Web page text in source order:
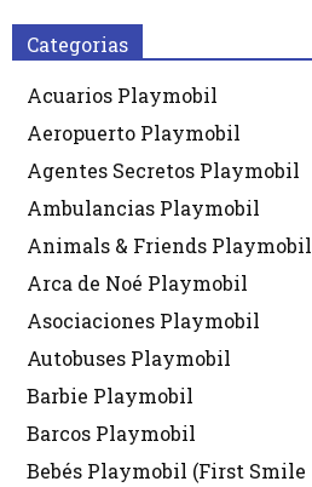
Categorias
Acuarios Playmobil
Aeropuerto Playmobil
Agentes Secretos Playmobil
Ambulancias Playmobil
Animals & Friends Playmobil
Arca de Noé Playmobil
Asociaciones Playmobil
Autobuses Playmobil
Barbie Playmobil
Barcos Playmobil
Bebés Playmobil (First Smile